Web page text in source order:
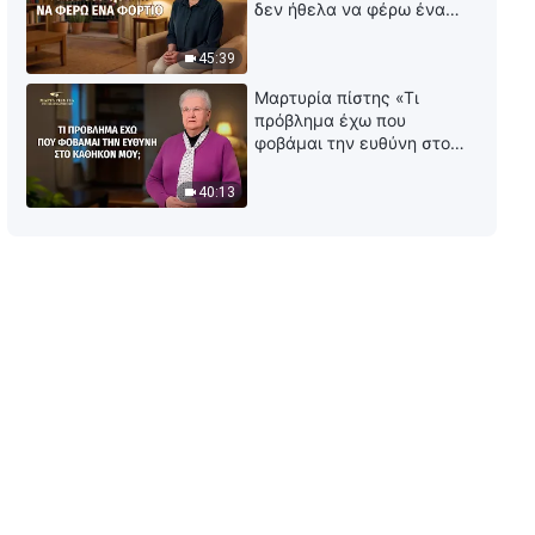
17:05
ιστορία πίσω από το έργο στην
Εποχή της Λύτρωσης»
35:45
Ομιλία του Θεού | «Θα πρέπει
να γνωρίζεις πώς εξελίχθηκε η
ανθρωπότητα στο σύνολό της
μέχρι την σήμερον ημέρα»
(Μέρος πρώτο)
45:39
δεν ήθελα να φέρω ένα
40:13
Μαρτυρία πίστης «Τι
πρόβλημα έχω που
φοβάμαι την ευθύνη στο